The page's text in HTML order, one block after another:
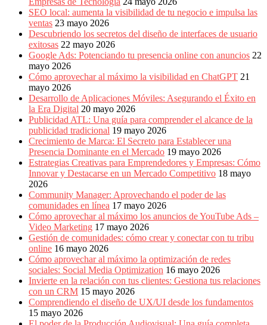
SEO local: aumenta la visibilidad de tu negocio e impulsa las
ventas 23 mayo 2026
Descubriendo los secretos del diseño de interfaces de usuario
exitosas 22 mayo 2026
Google Ads: Potenciando tu presencia online con anuncios 22
mayo 2026
Cómo aprovechar al máximo la visibilidad en ChatGPT 21
mayo 2026
Desarrollo de Aplicaciones Móviles: Asegurando el Éxito en
la Era Digital 20 mayo 2026
Publicidad ATL: Una guía para comprender el alcance de la
publicidad tradicional 19 mayo 2026
Crecimiento de Marca: El Secreto para Establecer una
Presencia Dominante en el Mercado 19 mayo 2026
Estrategias Creativas para Emprendedores y Empresas: Cómo
Innovar y Destacarse en un Mercado Competitivo 18 mayo
2026
Community Manager: Aprovechando el poder de las
comunidades en línea 17 mayo 2026
Cómo aprovechar al máximo los anuncios de YouTube Ads –
Video Marketing 17 mayo 2026
Gestión de comunidades: cómo crear y conectar con tu tribu
online 16 mayo 2026
Cómo aprovechar al máximo la optimización de redes
sociales: Social Media Optimization 16 mayo 2026
Invierte en la relación con tus clientes: Gestiona tus relaciones
con un CRM 15 mayo 2026
Comprendiendo el diseño de UX/UI desde los fundamentos
15 mayo 2026